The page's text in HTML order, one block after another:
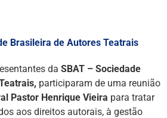
Brasileira de Autores Teatrais
da SBAT – Sociedade
participaram de uma reunião
Pastor Henrique Vieira para tratar
aos direitos autorais, à gestão